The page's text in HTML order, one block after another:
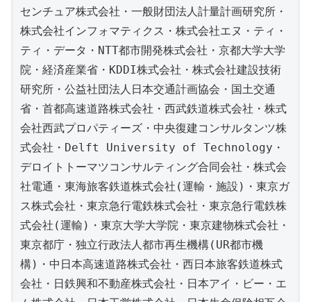
センチュア株式会社・一般財団法人計量計画研究所・
株式会社インフォマティクス・株式会社エヌ・ティ・
ティ・データ・NTT都市開発株式会社・京都大学大学
院・経済産業省・KDDI株式会社・株式会社建設技術
研究所・公益社団法人日本交通計画協会・国土交通
省・首都高速道路株式会社・西武鉄道株式会社・株式
会社西武プロパティーズ・中央復建コンサルタンツ株
式会社・Delft University of Technology・
デロイトトーマツコンサルティング合同会社・株式会
社電通・東海旅客鉄道株式会社(運輸・施設)・東京ガ
ス株式会社・東京急行電鉄株式会社・東京急行電鉄株
式会社(運輸)・東京大学大学院・東京建物株式会社・
東京都庁・独立行政法人都市再生機構(UR都市機
構)・中日本高速道路株式会社・西日本旅客鉄道株式
会社・日鉄興和不動産株式会社・日本アイ・ビー・エ